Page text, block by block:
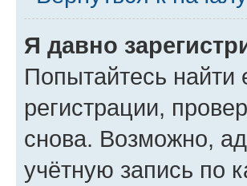
Я давно
Попытайтесь
регистрации,
снова. Возможно,
учётную запись по